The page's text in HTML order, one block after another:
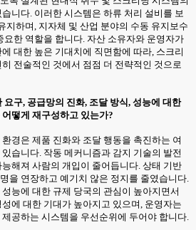
니다. 이러한 시스템은 하류 처리 설비를 보
지하며, 지자체 및 산업 분야의 수동 유지보수
요한 역할을 합니다. 자산 소유자와 운영자가
대한 높은 기대치에 직면함에 따라, 스크리
전술적인 것에서 점점 더 전략적인 것으로
구, 공급망의 진화, 조달 방식, 성능에 대한
떻게 재구성하고 있는가?
경은 제품 진화와 조달 행동을 촉진하는 여
습니다. 작동 메커니즘과 감지 기술의 발전
해져 사람의 개입이 줄어듭니다. 상태 기반
을 연장하고 예기치 않은 정지를 줄였습니다.
능에 대한 규제 당국의 관심이 높아지면서
에 대한 기대가 높아지고 있으며, 운영자는
공하는 시스템을 우선순위에 두어야 합니다.